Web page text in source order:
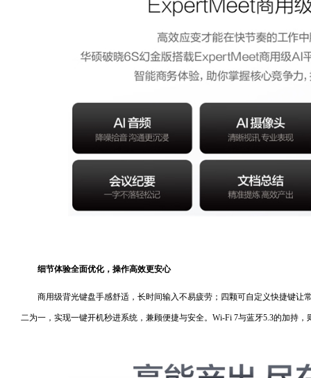
细节体验全面优化，操作高效更安心
商用级背光键盘手感舒适，长时间输入不易疲劳；四颗可自定义快捷键让
二为一，实现一键开机秒进系统，兼顾便捷与安全。Wi-Fi 7与蓝牙5.3的加持